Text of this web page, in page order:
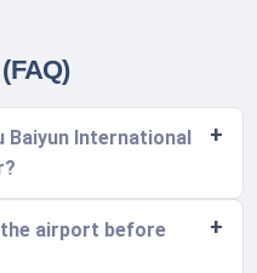
Baiyun International
the airport before